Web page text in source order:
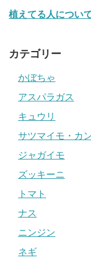
植えてる人につい
カテゴリー
かぼちゃ
アスパラガス
キュウリ
サツマイモ・カ
ジャガイモ
ズッキーニ
トマト
ナス
ニンジン
ネギ